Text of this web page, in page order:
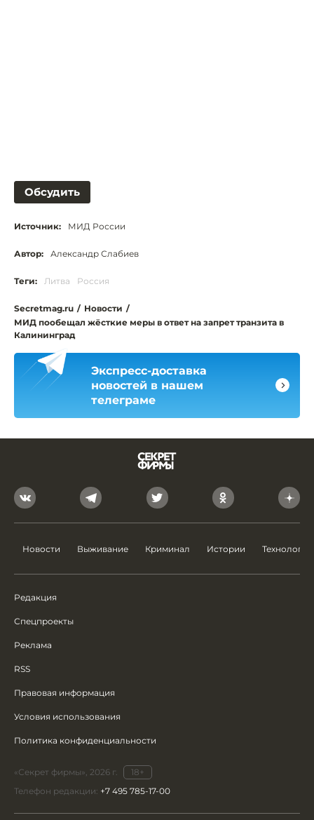
Обсудить
Источник: МИД России
Автор: Александр Слабиев
Теги: Литва Россия
Secretmag.ru / Новости /
МИД пообещал жёсткие меры в ответ на запрет транзита в
Калининград
Экспресс-доставка
новостей в нашем
телеграме
Новости Выживание Криминал Истории Технологии
Редакция
Спецпроекты
Реклама
RSS
Правовая информация
Условия использования
Политика конфиденциальности
«Секрет фирмы», 2026 г.
18+
Телефон редакции: +7 495 785-17-00